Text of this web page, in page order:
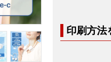
印刷方法